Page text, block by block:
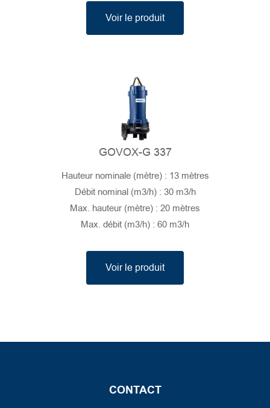
Voir le produit
GOVOX-G 337
Hauteur nominale (mètre) : 13 mètres
Débit nominal (m3/h) : 30 m3/h
Max. hauteur (mètre) : 20 mètres
Max. débit (m3/h) : 60 m3/h
Voir le produit
CONTACT